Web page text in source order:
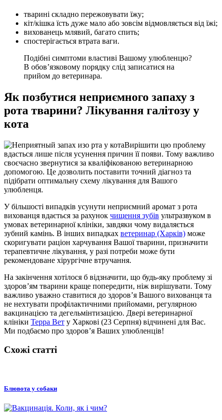
тварині складно пережовувати їжу;
кіт/кішка їсть дуже мало або зовсім відмовляється від їжі;
вихованець млявий, багато спить;
спостерігається втрата ваги.
Подібні симптоми властиві Вашому улюбленцю?
В обов’язковому порядку слід записатися на
прийом до ветеринара.
Як позбутися неприємного запаху з
рота тварини? Лікування галітозу у
кота
Вирішити цю проблему
вдасться лише після усунення причин її появи. Тому важливо
своєчасно звернутися за кваліфікованою ветеринарною
допомогою. Це дозволить поставити точний діагноз та
підібрати оптимальну схему лікування для Вашого
улюбленця.
У більшості випадків усунути неприємний аромат з рота
вихованця вдається за рахунок чищення зубів ультразвуком в
умовах ветеринарної клініки, завдяки чому видаляється
зубний камінь. В інших випадках ветеринар (Харків) може
скоригувати раціон харчування Вашої тварини, призначити
терапевтичне лікування, у разі потреби може бути
рекомендоване хірургічне втручання.
На закінчення хотілося б відзначити, що будь-яку проблему зі
здоров’ям тварини краще попередити, ніж вирішувати. Тому
важливо уважно ставитися до здоров’я Вашого вихованця та
не нехтувати профілактичними прийомами, регулярною
вакцинацією та дегельмінтизацією. Двері ветеринарної
клініки Терра Вет у Харкові (23 Серпня) відчинені для Вас.
Ми подбаємо про здоров’я Ваших улюбленців!
Схожі статті
Блювота у собаки